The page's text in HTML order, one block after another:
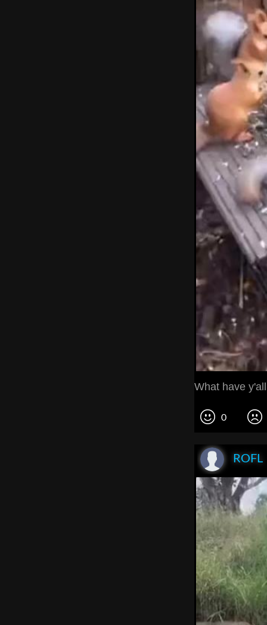
What have
0
ROFL